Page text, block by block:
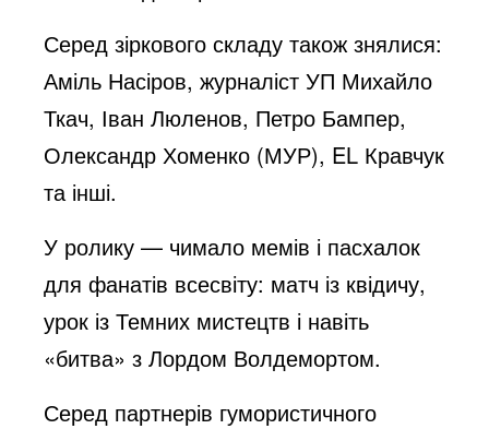
Серед зіркового складу також знялися:
Аміль Насіров, журналіст УП Михайло
Ткач, Іван Люленов, Петро Бампер,
Олександр Хоменко (МУР), EL Кравчук
та інші.
У ролику — чимало мемів і пасхалок
для фанатів всесвіту: матч із квідичу,
урок із Темних мистецтв і навіть
«битва» з Лордом Волдемортом.
Серед партнерів гумористичного